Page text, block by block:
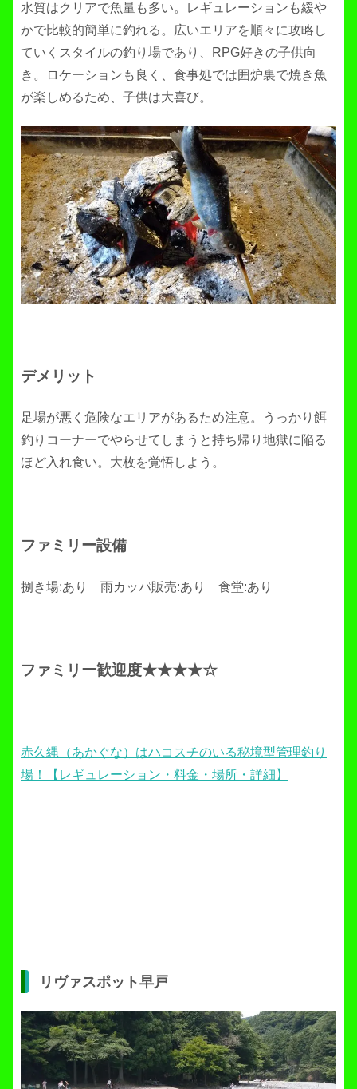
水質はクリアで魚量も多い。レギュレーションも緩や
かで比較的簡単に釣れる。広いエリアを順々に攻略し
ていくスタイルの釣り場であり、RPG好きの子供向
き。ロケーションも良く、食事処では囲炉裏で焼き魚
が楽しめるため、子供は大喜び。
デメリット
足場が悪く危険なエリアがあるため注意。うっかり餌
釣りコーナーでやらせてしまうと持ち帰り地獄に陥る
ほど入れ食い。大枚を覚悟しよう。
ファミリー設備
捌き場:あり 雨カッパ販売:あり 食堂:あり
ファミリー歓迎度★★★★☆
赤久縄（あかぐな）はハコスチのいる秘境型管理釣り
場！【レギュレーション・料金・場所・詳細】
リヴァスポット早戸